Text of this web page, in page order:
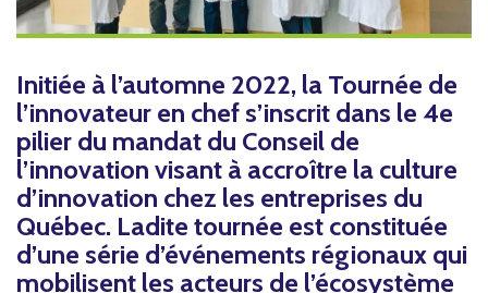
Initiée à l’automne 2022, la Tournée de
l’innovateur en chef s’inscrit dans le 4e
pilier du mandat du Conseil de
l’innovation visant à accroître la culture
d’innovation chez les entreprises du
Québec. Ladite tournée est constituée
d’une série d’événements régionaux qui
mobilisent les acteurs de l’écosystème